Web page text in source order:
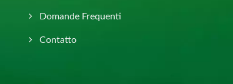
Domande Frequenti
Contatto